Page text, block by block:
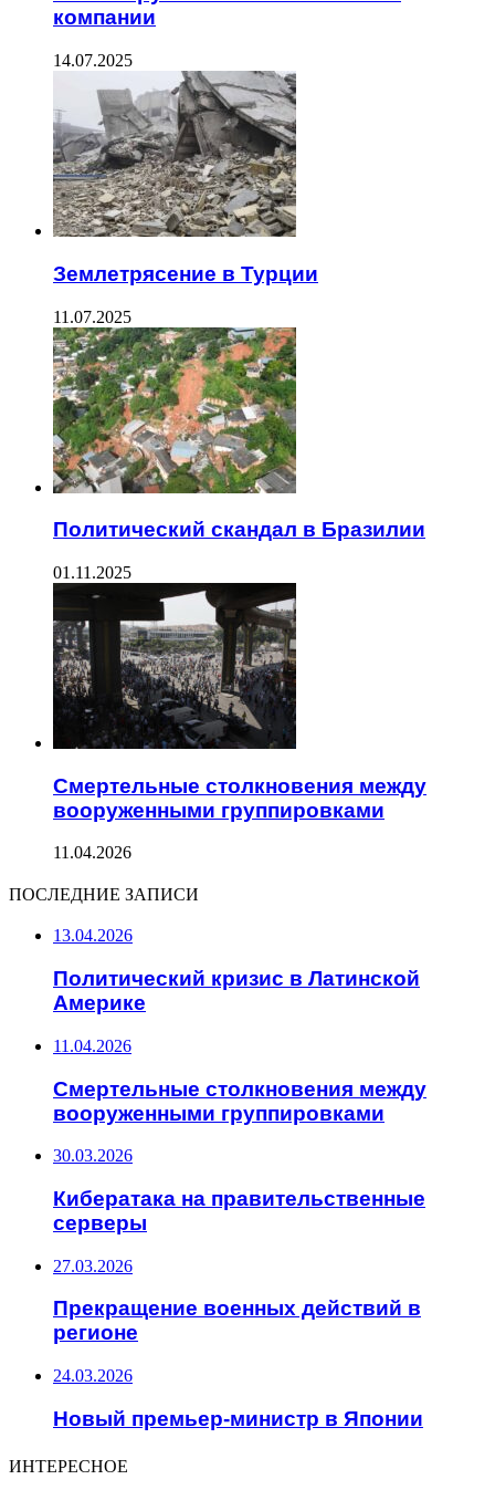
компании
14.07.2025
Землетрясение в Турции
11.07.2025
Политический скандал в Бразилии
01.11.2025
Смертельные столкновения между
вооруженными группировками
11.04.2026
ПОСЛЕДНИЕ ЗАПИСИ
13.04.2026
Политический кризис в Латинской
Америке
11.04.2026
Смертельные столкновения между
вооруженными группировками
30.03.2026
Кибератака на правительственные
серверы
27.03.2026
Прекращение военных действий в
регионе
24.03.2026
Новый премьер-министр в Японии
ИНТЕРЕСНОЕ